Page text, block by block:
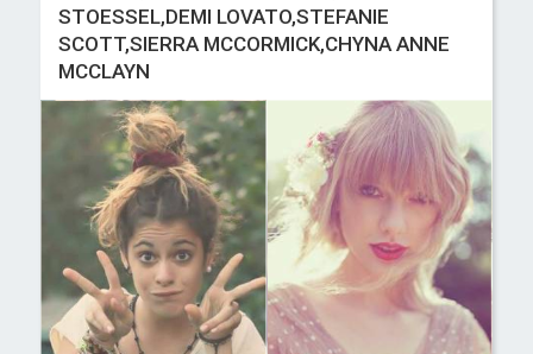
STOESSEL,DEMI LOVATO,STEFANIE
SCOTT,SIERRA MCCORMICK,CHYNA ANNE
MCCLAYN